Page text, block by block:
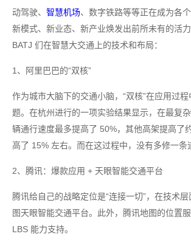
动驾驶、 智慧机场、数字铁路等等正在成为各
新模式、新业态、新产业焕发出前所未有的活
BATJ 们在智慧大交通上的技术和布局：
1、阿里巴巴的“双核”
作为城市大脑下的交通小脑，“双核”在应用过
题。在杭州进行的一项实验结果显示，在最复
辆通行速度最多提高了 50%，其他高架提高了
高了 15% 左右。而在这过程中，没有多修一条
2、腾讯：爆款应用 + 天眼智能交通平台
腾讯给自己的战略定位是“连接一切”，在技术
图天眼智能交通平台。此外，腾讯地图的位置
LBS 能力支持。